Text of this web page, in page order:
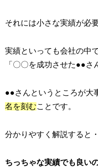
それには小さな実績が必
実績といっても会社の中
「〇〇を成功させた●●さ
●●さんというところが大
名を刻むことです。
分かりやすく解説すると
ちっちゃな実績でも良い